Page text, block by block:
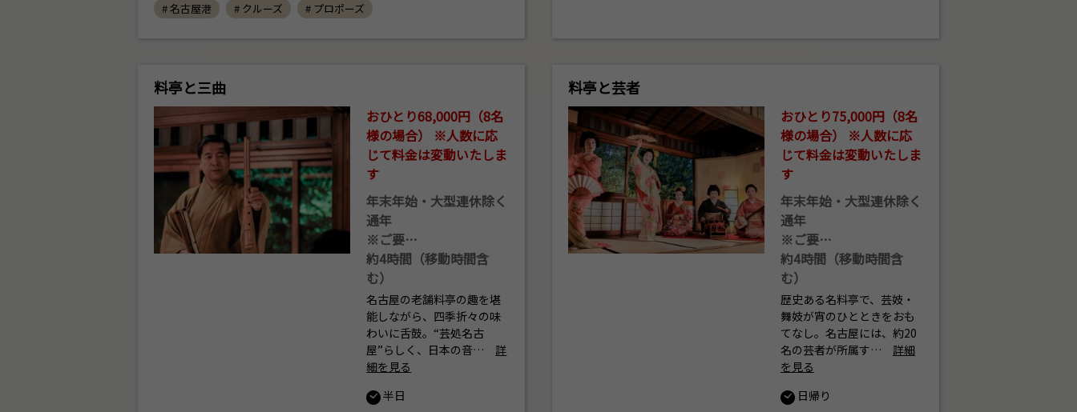
# 名古屋港 # クルーズ # プロポーズ
料亭と三曲
おひとり68,000円（8名
様の場合） ※人数に応
じて料金は変動いたしま
す
年末年始・大型連休除く
通年
※ご要…
約4時間（移動時間含
む）
名古屋の老舗料亭の趣を堪
能しながら、四季折々の味
わいに舌鼓。“芸処名古
屋”らしく、日本の音…
詳
細を見る
半日
料亭と芸者
おひとり75,000円（8名
様の場合） ※人数に応
じて料金は変動いたしま
す
年末年始・大型連休除く
通年
※ご要…
約4時間（移動時間含
む）
歴史ある名料亭で、芸妓・
舞妓が宵のひとときをおも
てなし。名古屋には、約20
名の芸者が所属す…
詳細
を見る
日帰り